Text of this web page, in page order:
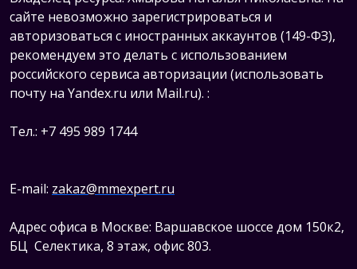
сайте невозможно зарегистрироваться и
авторизоваться с иностранных аккаунтов (149-ФЗ),
рекомендуем это делать с использованием
российского сервиса авторизации (использовать
почту на Yandex.ru или Mail.ru). :
Тел.: +7 495 989 1744
E-mail: zakaz@mmexpert.ru
Адрес офиса в Москве: Варшавское шоссе дом 150к2,
БЦ Селектика, 8 этаж, офис 803.